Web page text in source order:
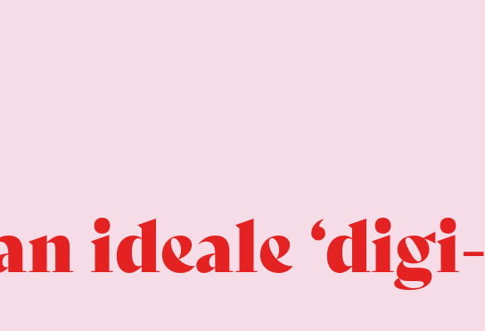
ideale ‘digi-